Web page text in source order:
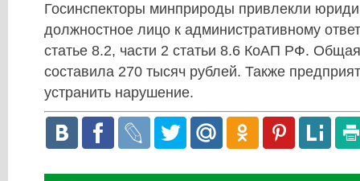
Госинспекторы минприроды привлекли
должностное лицо к административному
статье 8.2, части 2 статьи 8.6 КоАП РФ.
составила 270 тысяч рублей. Также
устранить нарушение.